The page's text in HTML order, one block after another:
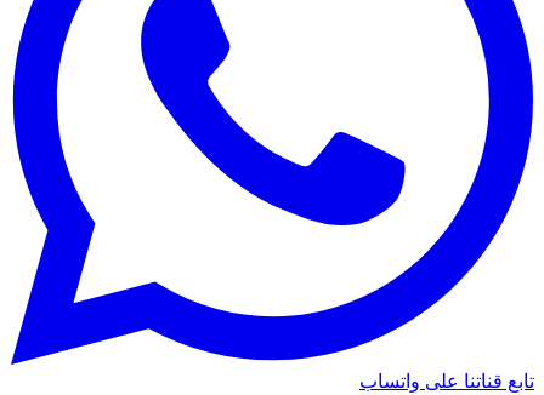
تابع قناتنا على واتساب